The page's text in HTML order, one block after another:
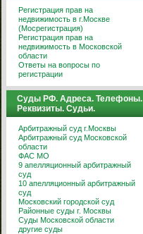
Регистрация прав на
недвижимость в г.Москве
(Мосрегистрация)
Регистрация прав на
недвижимость в Московской
области
Ответы на вопросы по
регистрации
Суды РФ. Адреса. Телефоны.
Реквизиты. Судьи.
Арбитражный суд г.Москвы
Арбитражный суд Московской
области
ФАС МО
9 апелляционный арбитражный
суд
10 апелляционный арбитражный
суд
Московский городской суд
Районные суды г. Москвы
Суды Московской области
другие суды